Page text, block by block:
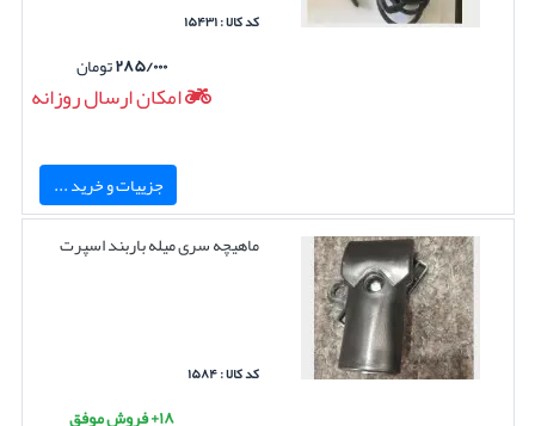
کد کالا : ۱۵۴۳۱
۲۸۵/۰۰۰تومان
امکان ارسال روزانه
جزییات و خرید ...
ماهیچه سری میله باربند اسپرت
کد کالا : ۱۵۸۴
۱۸+ فروش موفق